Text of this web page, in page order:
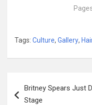
Tags: Culture, Gallery,
articoli
Britney Spears Just
Stage